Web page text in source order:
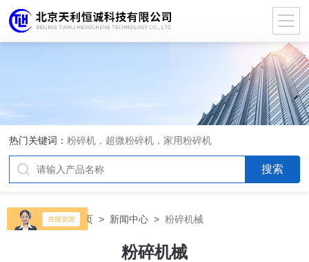
热门关键词：粉碎机，超微粉碎机，家用粉碎机
当前位置：首页 > 新闻中心 >粉碎机械
粉碎机械